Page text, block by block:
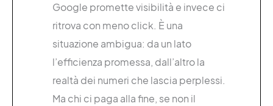
Google promette visibilità e invece ci
ritrova con meno click. È una
situazione ambigua: da un lato
l’efficienza promessa, dall’altro la
realtà dei numeri che lascia perplessi.
Ma chi ci paga alla fine, se non il